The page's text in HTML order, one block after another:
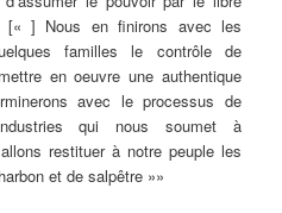
[« ] Nous en finirons avec les
familles le contrôle de
en oeuvre une authentique
avec le processus de
qui nous soumet à
restituer à notre peuple les
et de salpêtre »»